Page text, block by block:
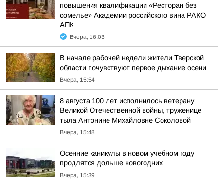
повышения квалификации «Ресторан без
сомелье» Академии российского вина РАКО
АПК
Вчера, 16:03
В начале рабочей недели жители Тверской
области почувствуют первое дыхание осени
Вчера, 15:54
8 августа 100 лет исполнилось ветерану
Великой Отечественной войны, труженице
тыла Антонине Михайловне Соколовой
Вчера, 15:48
Осенние каникулы в новом учебном году
продлятся дольше новогодних
Вчера, 15:39